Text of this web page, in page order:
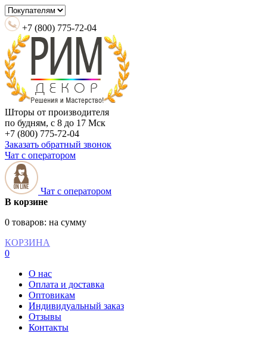
+7 (800) 775-72-04
Шторы от производителя
по будням, с 8 до 17 Мск
+7 (800) 775-72-04
Заказать обратный звонок
Чат с оператором
Чат с оператором
В корзине
0 товаров: на сумму
КОРЗИНА
0
О нас
Оплата и доставка
Оптовикам
Индивидуальный заказ
Отзывы
Контакты